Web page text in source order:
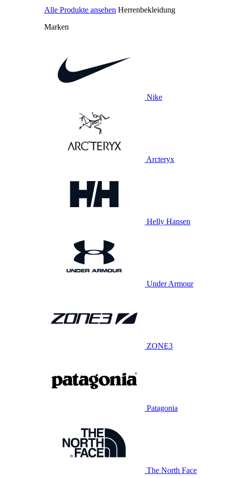
Alle Produkte ansehen Herrenbekleidung
Marken
Nike
Arcteryx
Helly Hansen
Under Armour
ZONE3
Patagonia
The North Face